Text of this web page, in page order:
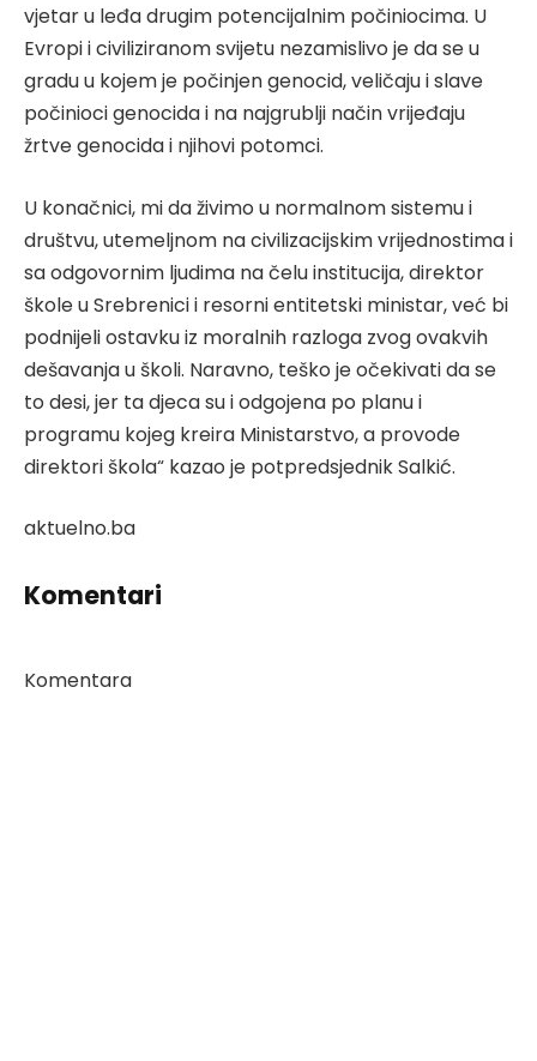
vjetar u leđa drugim potencijalnim počiniocima. U
Evropi i civiliziranom svijetu nezamislivo je da se u
gradu u kojem je počinjen genocid, veličaju i slave
počinioci genocida i na najgrublji način vrijeđaju
žrtve genocida i njihovi potomci.
U konačnici, mi da živimo u normalnom sistemu i
društvu, utemeljnom na civilizacijskim vrijednostima i
sa odgovornim ljudima na čelu institucija, direktor
škole u Srebrenici i resorni entitetski ministar, već bi
podnijeli ostavku iz moralnih razloga zvog ovakvih
dešavanja u školi. Naravno, teško je očekivati da se
to desi, jer ta djeca su i odgojena po planu i
programu kojeg kreira Ministarstvo, a provode
direktori škola“ kazao je potpredsjednik Salkić.
aktuelno.ba
Komentari
Komentara